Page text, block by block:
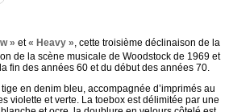
» et« Heavy » , cette troisième déclinaison de la
de la scène musicale de Woodstock de 1969 et
fin des années 60 et du début des années 70.
en denim bleu, accompagnée d’imprimés au
violette et verte. La toebox est délimitée par une